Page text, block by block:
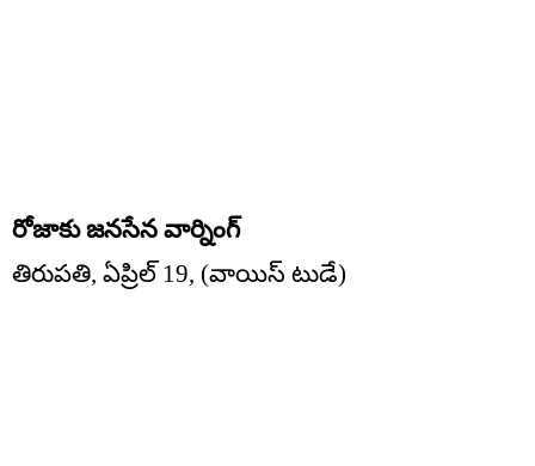
రోజాకు జనసేన వార్నింగ్
తిరుపతి, ఏప్రిల్ 19, (వాయిస్ టుడే)